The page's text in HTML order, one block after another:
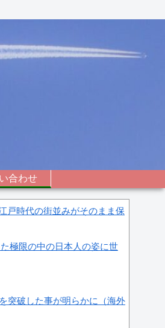
合わせ
戸時代の街並みがそのまま保
極限の中の日本人の姿に世
突破した事が明らかに（海外